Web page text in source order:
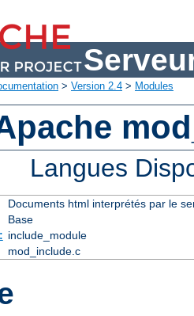
> Version 2.4 > Modules
Langues
Documents html interprétés par le
Base
include_module
mod_include.c